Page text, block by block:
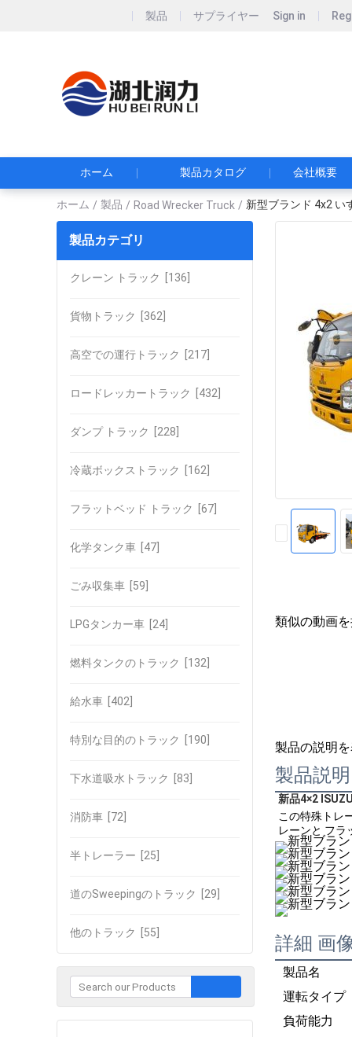
製品 サプライヤー Sign in
ホーム 製品カタログ 会社概要
ホーム / 製品 / Road Wrecker Truck / 新型ブランド 4x2 い
製品カテゴリ
クレーン トラック [136]
貨物トラック [362]
高空での運行トラック [217]
ロードレッカートラック [432]
ダンプ トラック [228]
冷蔵ボックストラック [162]
フラットベッド トラック [67]
化学タンク車 [47]
ごみ収集車 [59]
LPGタンカー車 [24]
燃料タンクのトラック [132]
給水車 [402]
特別な目的のトラック [190]
下水道吸水トラック [83]
消防車 [72]
半トレーラー [25]
道のSweepingのトラック [29]
他のトラック [55]
類似の動画
製品の説明
製品説明
新品4×2
この特殊トレ
レーンと フラ
詳細 画
製品名
運転タイプ
負荷能力